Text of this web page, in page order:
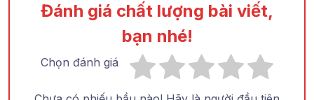
Đánh giá chất lượng bài viết,
bạn nhé!
Chọn đánh giá